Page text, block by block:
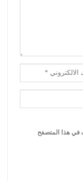
في هذا المتصفح